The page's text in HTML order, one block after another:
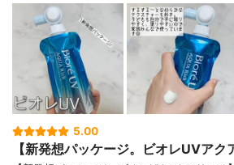
5.00
【新発想パッケージ。ビオレUVアク